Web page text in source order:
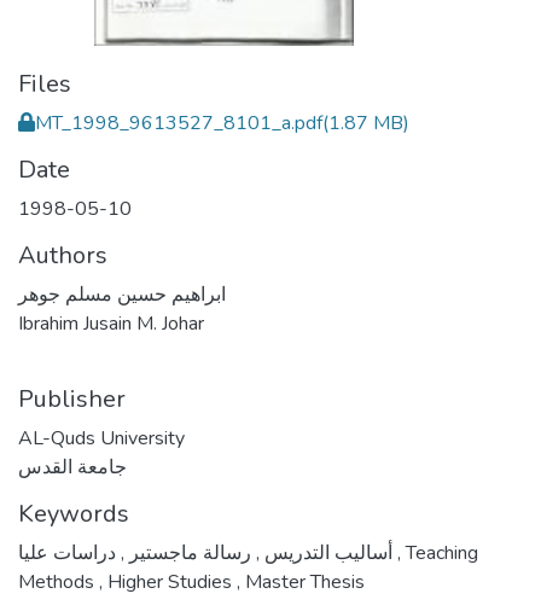
Files
MT_1998_9613527_8101_a.pdf(1.87 MB)
Date
1998-05-10
Authors
ابراهيم حسين مسلم جوهر
Ibrahim Jusain M. Johar
Publisher
AL-Quds University
جامعة القدس
Keywords
أساليب التدريس , رسالة ماجستير , ,Teaching
Methods , Higher Studies , Master Thesis